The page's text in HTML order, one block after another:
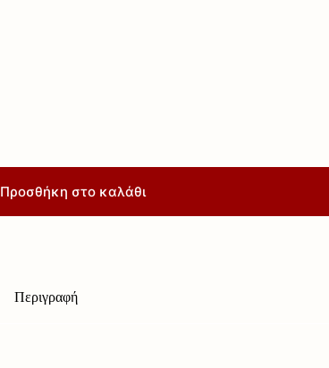
Προσθήκη στο καλάθι
Περιγραφή